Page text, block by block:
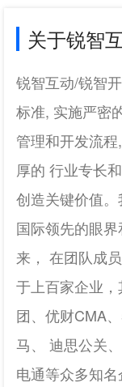
关于锐智
锐智互动/锐智
标准, 实施严密
管理和开发流
厚的 行业专长
创造关键价值
国际领先的眼
来， 在团队成
于上百家企业
团、优财CMA
马、 迪思公关
电通等众多知名